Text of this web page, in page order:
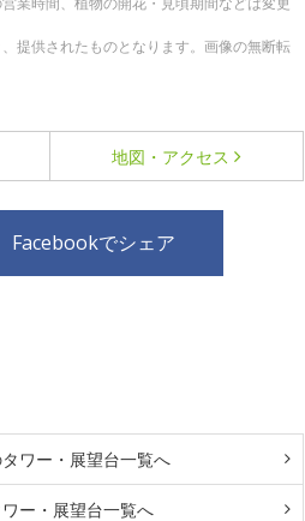
提供されたものとなります。画像の無断転
地図・アクセス
Facebookでシェア
ワー・展望台一覧へ
ー・展望台一覧へ